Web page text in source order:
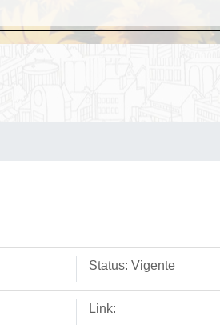
Status: Vigente
Link: